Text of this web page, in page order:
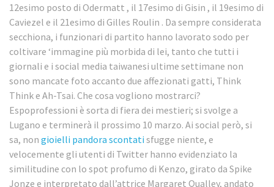
12esimo posto di Odermatt , il 17esimo di Gisin , il 19esimo di
Caviezel e il 21esimo di Gilles Roulin . Da sempre considerata
secchiona, i funzionari di partito hanno lavorato sodo per
coltivare ‘immagine più morbida di lei, tanto che tutti i
giornali e i social media taiwanesi ultime settimane non
sono mancate foto accanto due affezionati gatti, Think
Think e Ah-Tsai. Che cosa vogliono mostrarci?
Espoprofessioni è sorta di fiera dei mestieri; si svolge a
Lugano e terminerà il prossimo 10 marzo. Ai social però, si
sa, non gioielli pandora scontati sfugge niente, e
velocemente gli utenti di Twitter hanno evidenziato la
similitudine con lo spot profumo di Kenzo, girato da Spike
Jonze e interpretato dall’attrice Margaret Qualley, andato